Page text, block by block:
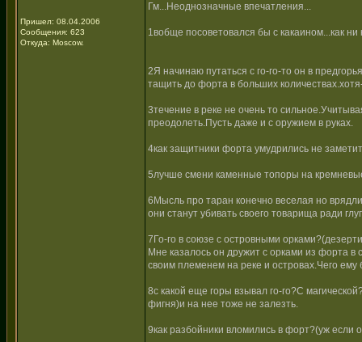
Пришел: 08.04.2006
Сообщения: 623
Откуда: Moscow.
Гм...Неоднозначные впечатления...
1вобще посоветовался бы с какаином...как ни
2Я начинаю путаться с го-го-то он в
тащить до форта в больших
3течение в реке не очень то
преодолеть.Пусть даже и с оружием в руках.
4как защитники форта умудрились не
5лучше смени каменные топоры на
6Мысль про таран конечно веселая но
они станут убивать своего товарища ради
7Го-го в союзе с островными
Мне казалось он дружит с орками из форта в
своим племенем на реке и островах.Чего ему
8с какой еще горы взывал го-го?С
фигня)и на нее тоже не залезть.
9как разбойники вломились в форт?(уж если